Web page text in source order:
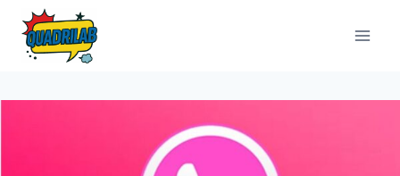
Pular
para